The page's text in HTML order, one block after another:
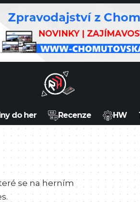
do her Recenze HW
se na herním